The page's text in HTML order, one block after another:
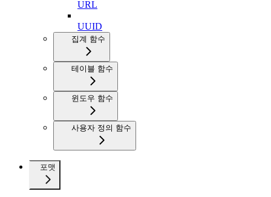
URL
UUID
집계 함수
테이블 함수
윈도우 함수
사용자 정의 함수
포맷